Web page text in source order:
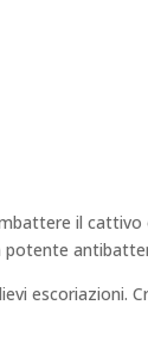
il cattivo
potente
escoriazioni.